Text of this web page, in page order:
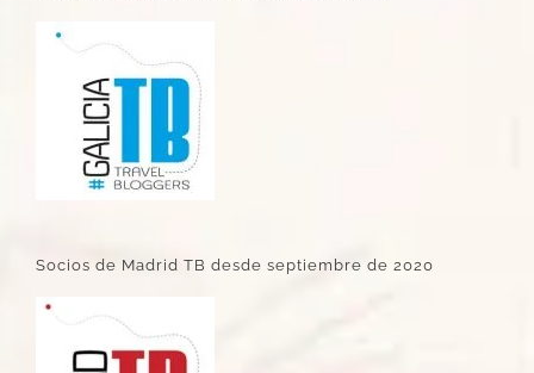
Socios de Madrid TB desde septiembre de 2020